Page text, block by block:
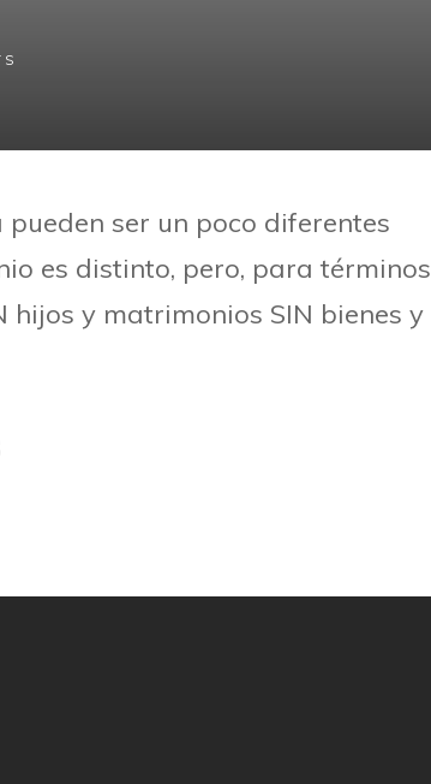
ser un poco diferentes
es distinto, pero, para términos
hijos y matrimonios SIN bienes y